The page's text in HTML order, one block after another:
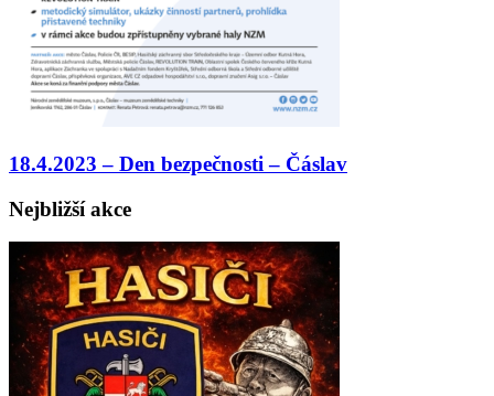
18.4.2023 – Den bezpečnosti – Čáslav
Nejbližší akce